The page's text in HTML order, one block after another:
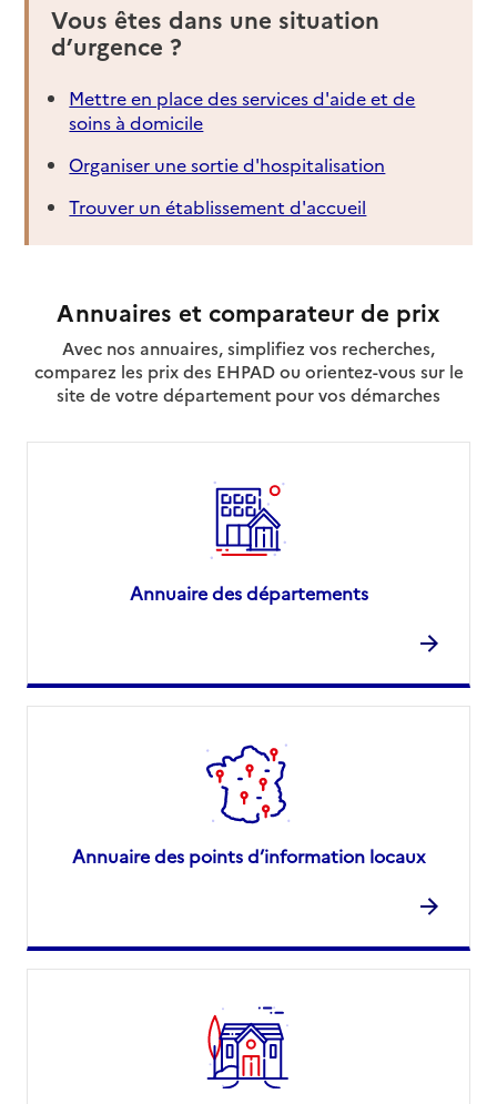
Vous êtes dans une situation
d’urgence ?
Mettre en place des services d'aide et de
soins à domicile
Organiser une sortie d'hospitalisation
Trouver un établissement d'accueil
Annuaires et comparateur de prix
Avec nos annuaires, simplifiez vos recherches,
comparez les prix des EHPAD ou orientez-vous sur le
site de votre département pour vos démarches
Annuaire des départements
Annuaire des points d’information locaux